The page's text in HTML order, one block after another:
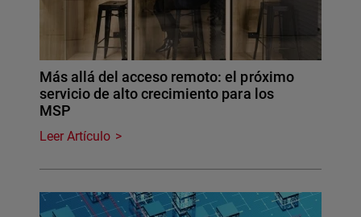
Más allá del acceso remoto: el próximo
servicio de alto crecimiento para los
MSP
Leer Artículo